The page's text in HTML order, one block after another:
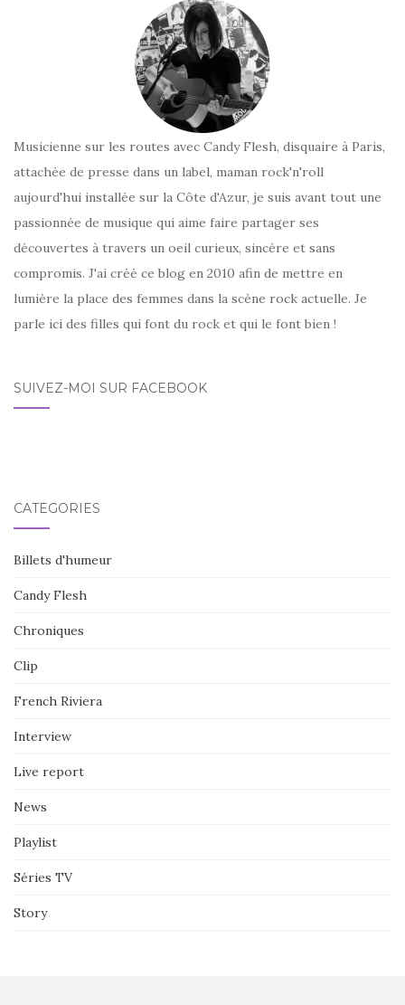
Musicienne sur les routes avec Candy Flesh, disquaire à Paris,
attachée de presse dans un label, maman rock'n'roll
aujourd'hui installée sur la Côte d'Azur, je suis avant tout une
passionnée de musique qui aime faire partager ses
découvertes à travers un oeil curieux, sincère et sans
compromis. J'ai créé ce blog en 2010 afin de mettre en
lumière la place des femmes dans la scène rock actuelle. Je
parle ici des filles qui font du rock et qui le font bien !
SUIVEZ-MOI SUR FACEBOOK
CATÉGORIES
Billets d'humeur
Candy Flesh
Chroniques
Clip
French Riviera
Interview
Live report
News
Playlist
Séries TV
Story